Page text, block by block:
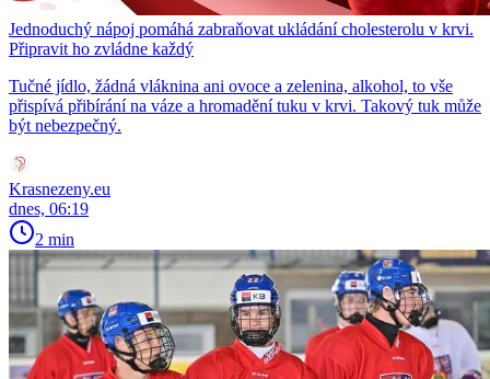
Jednoduchý nápoj pomáhá zabraňovat ukládání cholesterolu v krvi.
Připravit ho zvládne každý
Tučné jídlo, žádná vláknina ani ovoce a zelenina, alkohol, to vše
přispívá přibírání na váze a hromadění tuku v krvi. Takový tuk může
být nebezpečný.
Krasnezeny.eu
dnes, 06:19
2 min